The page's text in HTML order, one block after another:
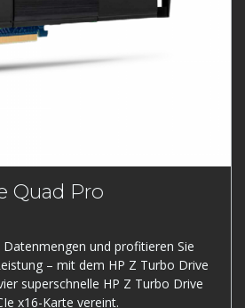
Quad Pro
und profitieren Sie
– mit dem HP Z Turbo Drive
superschnelle HP Z Turbo Drive
x16-Karte vereint.